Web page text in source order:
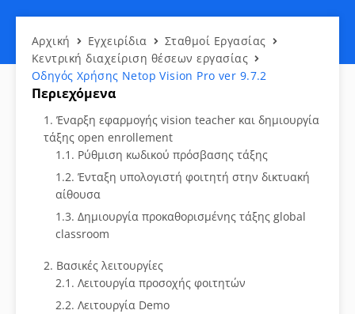
Αρχική Εγχειρίδια
Σταθμοί Εργασίας
Kεντρική διαχείριση θέσεων εργασίας
Οδηγός Χρήσης Netop Vision Pro ver 9.7.2
Περιεχόμενα
Έναρξη εφαρμογής vision teacher και δημιουργία
τάξης open enrollement
Ρύθμιση κωδικού πρόσβασης τάξης
Ένταξη υπολογιστή φοιτητή στην δικτυακή
αίθουσα
Δημιουργία προκαθορισμένης τάξης global
classroom
Βασικές λειτουργίες
Λειτουργία προσοχής φοιτητών
Λειτουργία Demo